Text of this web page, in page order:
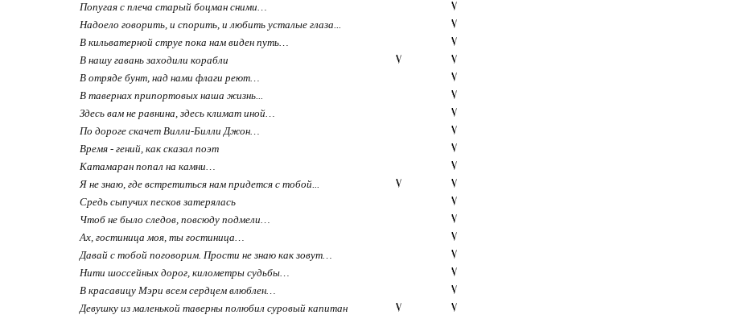
Попугая с плеча старый боцман сними…
Надоело говорить, и спорить, и любить усталые глаза...
В кильватерной струе пока нам виден путь…
В нашу гавань заходили корабли
В отряде бунт, над нами флаги реют…
В тавернах припортовых наша жизнь...
Здесь вам не равнина, здесь климат иной…
По дороге скачет Вилли-Билли Джон…
Время - гений, как сказал поэт
Катамаран попал на камни…
Я не знаю, где встретиться нам придется с тобой...
Средь сыпучих песков затерялась
Чтоб не было следов, повсюду подмели…
Ах, гостиница моя, ты гостиница…
Давай с тобой поговорим. Прости не знаю как зовут…
Нити шоссейных дорог, километры судьбы…
В красавицу Мэри всем сердцем влюблен…
Девушку из маленькой таверны полюбил суровый капитан